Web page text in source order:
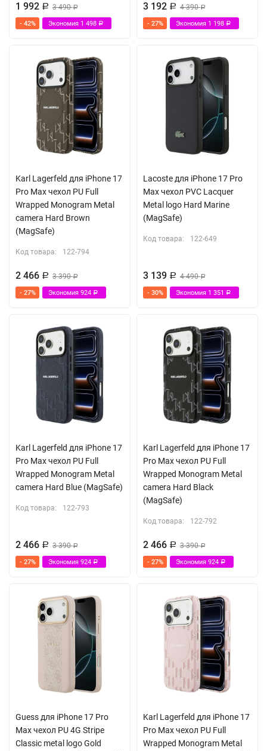
1 992 Р 3 490Р
- 42% Экономия 1 498 Р
3 192 Р 4 390Р
- 27% Экономия 1 198 Р
Karl Lagerfeld для iPhone 17
Pro Max чехол PU Full
Wrapped Monogram Metal
camera Hard Brown
(MagSafe)
Код товара: 122-794
2 466 Р 3 390Р
- 27% Экономия 924 Р
Lacoste для iPhone 17 Pro
Max чехол PVC Lacquer
Metal logo Hard Marine
(MagSafe)
Код товара: 122-649
3 139 Р 4 490Р
- 30% Экономия 1 351 Р
Karl Lagerfeld для iPhone 17
Pro Max чехол PU Full
Wrapped Monogram Metal
camera Hard Blue (MagSafe)
Код товара: 122-793
2 466 Р 3 390Р
- 27% Экономия 924 Р
Karl Lagerfeld для iPhone 17
Pro Max чехол PU Full
Wrapped Monogram Metal
camera Hard Black
(MagSafe)
Код товара: 122-792
2 466 Р 3 390Р
- 27% Экономия 924 Р
Guess для iPhone 17 Pro
Max чехол PU 4G Stripe
Classic metal logo Gold
Karl Lagerfeld для iPhone 17
Pro Max чехол PU Full
Wrapped Monogram Metal